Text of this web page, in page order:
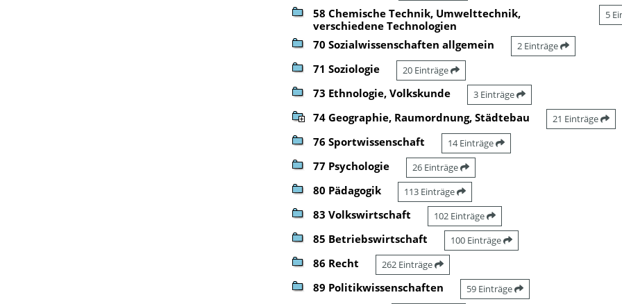
58 Chemische Technik, Umwelttechnik,
verschiedene Technologien
5
70 Sozialwissenschaften allgemein 2 Einträge
71 Soziologie 20 Einträge
73 Ethnologie, Volkskunde 3 Einträge
74 Geographie, Raumordnung, Städtebau 21 Einträge
76 Sportwissenschaft 14 Einträge
77 Psychologie 26 Einträge
80 Pädagogik 113 Einträge
83 Volkswirtschaft 102 Einträge
85 Betriebswirtschaft 100 Einträge
86 Recht 262 Einträge
89 Politikwissenschaften 59 Einträge